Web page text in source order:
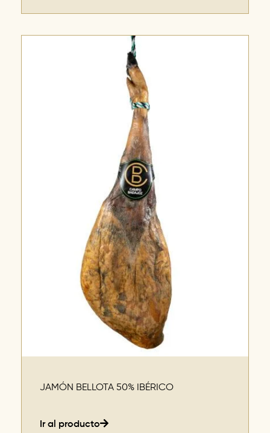
JAMÓN BELLOTA 50% IBÉRICO
Ir al producto